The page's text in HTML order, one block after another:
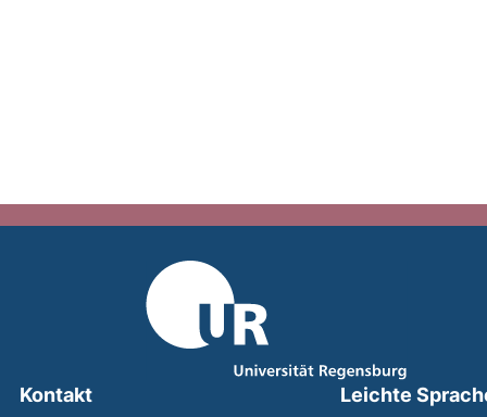
Kontakt
Leichte